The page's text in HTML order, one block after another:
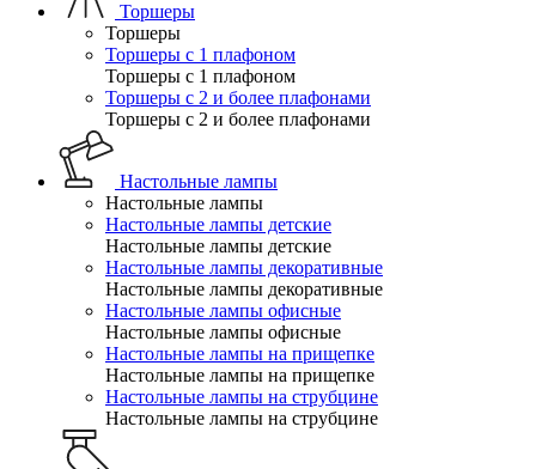
Торшеры
Торшеры
Торшеры с 1 плафоном
Торшеры с 1 плафоном
Торшеры с 2 и более плафонами
Торшеры с 2 и более плафонами
Настольные лампы
Настольные лампы
Настольные лампы детские
Настольные лампы детские
Настольные лампы декоративные
Настольные лампы декоративные
Настольные лампы офисные
Настольные лампы офисные
Настольные лампы на прищепке
Настольные лампы на прищепке
Настольные лампы на струбцине
Настольные лампы на струбцине